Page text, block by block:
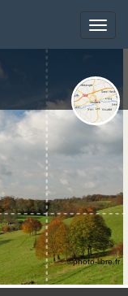
Toggle
©photo-libre.fr
Toggle